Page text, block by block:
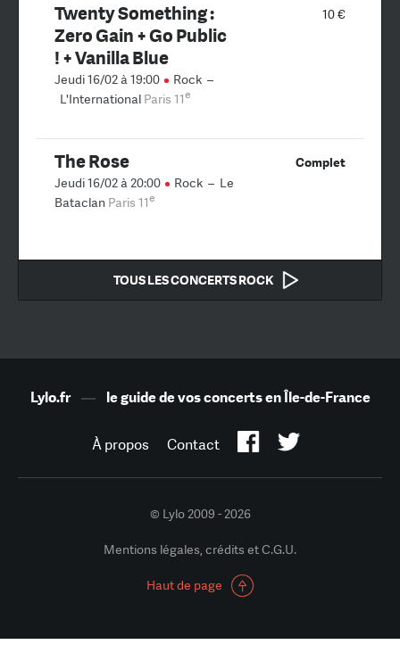
10 €
Twenty Something :
Zero Gain + Go Public
! + Vanilla Blue
Jeudi 16/02 à 19:00 Rock –
L'International Paris 11e
Complet
The Rose
Jeudi 16/02 à 20:00 Rock – Le
Bataclan Paris 11e
TOUS LES CONCERTS ROCK
Lylo.fr— le guide de vos concerts en Île-de-France
À propos Contact
© Lylo 2009 - 2026
Mentions légales, crédits et C.G.U.
Haut de page